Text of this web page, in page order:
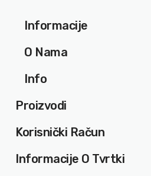
Informacije
O Nama
Info
Proizvodi
Korisnički Račun
Informacije O Tvrtki